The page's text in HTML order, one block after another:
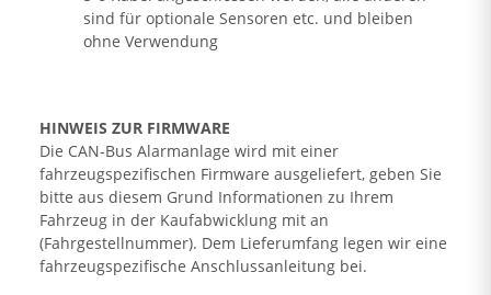
sind für optionale Sensoren etc. und bleiben
ohne Verwendung
HINWEIS ZUR FIRMWARE
Die CAN-Bus Alarmanlage wird mit einer
fahrzeugspezifischen Firmware ausgeliefert, geben Sie
bitte aus diesem Grund Informationen zu Ihrem
Fahrzeug in der Kaufabwicklung mit an
(Fahrgestellnummer). Dem Lieferumfang legen wir eine
fahrzeugspezifische Anschlussanleitung bei.